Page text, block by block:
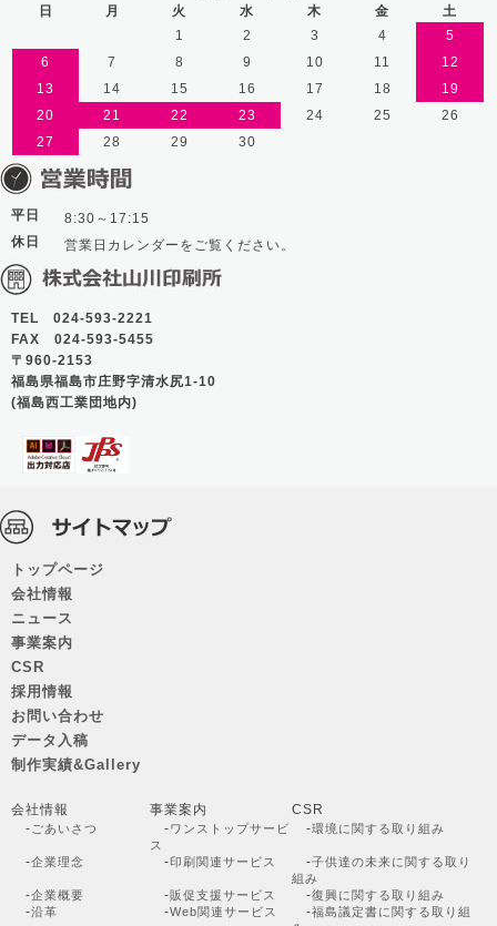
日
月 火 水 木 金
土
1
2 3 4
5
6
7 8 9 10 11
12
13
14 15 16 17 18
19
20
21 22 23 24 25
26
27
28 29 30
平日
8:30～17:15
休日
営業日カレンダーをご覧ください。
TEL 024-593-2221
FAX 024-593-5455
〒960-2153
福島県福島市庄野字清水尻1-10
(福島西工業団地内)
トップページ
会社情報
ニュース
事業案内
CSR
採用情報
お問い合わせ
データ入稿
制作実績&Gallery
会社情報 事業案内
CSR
- ごあいさつ -ワンストップサービ
ス
-環境に関する取り組み
-企業理念 -印刷関連サービス -子供達の未来に関する取り
組み
-企業概要 -販促支援サービス -復興に関する取り組み
-沿革 -Web関連サービス -福島議定書に関する取り組